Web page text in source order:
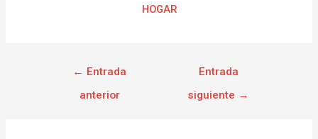
HOGAR
← Entrada
anterior
Entrada
siguiente →